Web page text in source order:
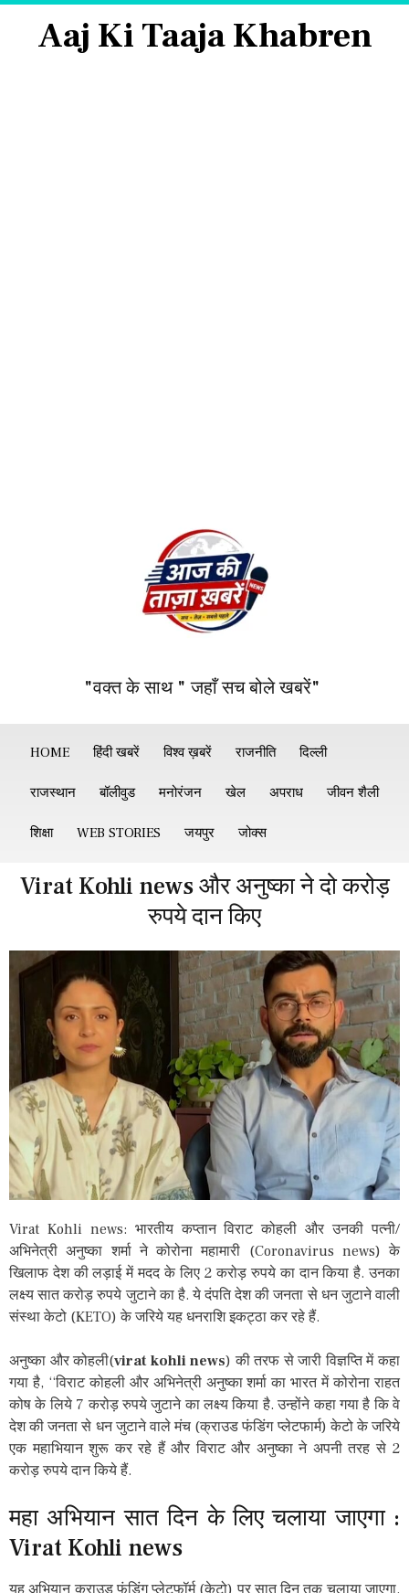
Aaj Ki Taaja Khabren
"वक्त के साथ " जहाँ सच बोले खबरें"
HOME हिंदी खबरें विश्व ख़बरें राजनीति दिल्ली
राजस्थान बॉलीवुड मनोरंजन खेल अपराध जीवन शैली
शिक्षा WEB STORIES जयपुर जोक्स
Virat Kohli news और अनुष्का ने दो करोड़
रुपये दान किए
Virat Kohli news: भारतीय कप्तान विराट कोहली और उनकी पत्नी/
अभिनेत्री अनुष्का शर्मा ने कोरोना महामारी (Coronavirus news) के
खिलाफ देश की लड़ाई में मदद के लिए 2 करोड़ रुपये का दान किया है. उनका
लक्ष्य सात करोड़ रुपये जुटाने का है. ये दंपति देश की जनता से धन जुटाने वाली
संस्था केटो (KETO) के जरिये यह धनराशि इकट्ठा कर रहे हैं.
अनुष्का और कोहली(virat kohli news) की तरफ से जारी विज्ञप्ति में कहा
गया है, ‘‘विराट कोहली और अभिनेत्री अनुष्का शर्मा का भारत में कोरोना राहत
कोष के लिये 7 करोड़ रुपये जुटाने का लक्ष्य किया है. उन्होंने कहा गया है कि वे
देश की जनता से धन जुटाने वाले मंच (क्राउड फंडिंग प्लेटफार्म) केटो के जरिये
एक महाभियान शुरू कर रहे हैं और विराट और अनुष्का ने अपनी तरह से 2
करोड़ रुपये दान किये हैं.
महा अभियान सात दिन के लिए चलाया जाएगा :
Virat Kohli news